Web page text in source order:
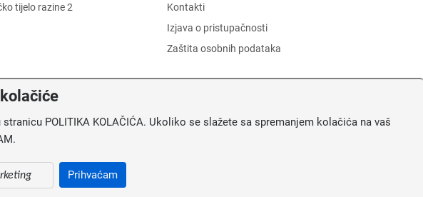
tijelo razine 2
Kontakti
Izjava o pristupačnosti
Zaštita osobnih podataka
POLITIKA KOLAČIĆA. Ukoliko se slažete sa spremanjem kolačića na vaš
Prihvaćam